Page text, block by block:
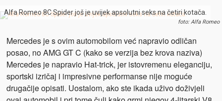
Alfa Romeo 8C Spider još je uvijek apsolutni seks na četiri kotača.
foto: Alfa Romeo
Mercedes je s ovim automobilom već napravio odličan
posao, no AMG GT C (kako se verzija bez krova naziva)
Mercedes je napravio Hat-trick, jer istovremenu eleganciju,
sportski izričaj i impresivne performanse nije moguće
drugačije opisati. Uostalom, ako ste ikada uživo doživjeli